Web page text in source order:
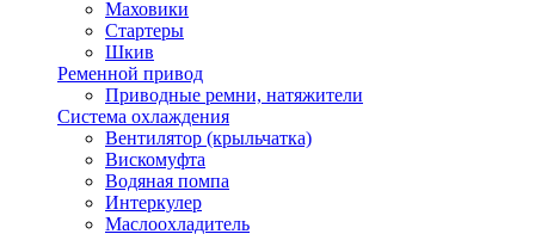
Маховики
Стартеры
Шкив
Ременной привод
Приводные ремни, натяжители
Система охлаждения
Вентилятор (крыльчатка)
Вискомуфта
Водяная помпа
Интеркулер
Маслоохладитель